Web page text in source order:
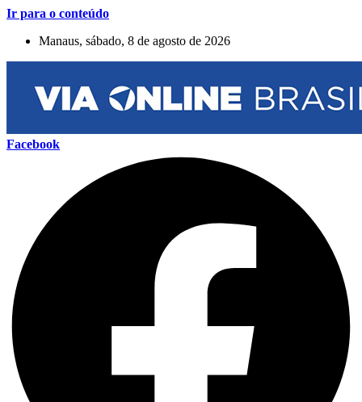
Ir para o conteúdo
Manaus, sábado, 8 de agosto de 2026
Facebook